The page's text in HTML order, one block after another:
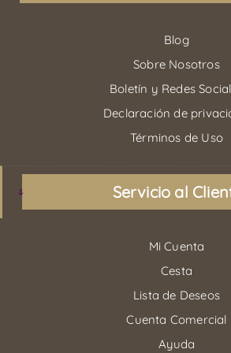
Blog
Sobre Nosotros
Boletín y Redes
Declaración de
Términos de Uso
Servicio al
Mi Cuenta
Cesta
Lista de Deseos
Cuenta Comercial
Ayuda